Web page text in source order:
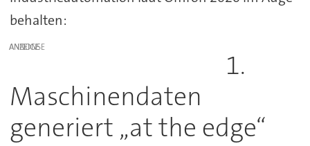
behalten:
ANZEIGE
1.
Maschinendaten
generiert „at the edge“